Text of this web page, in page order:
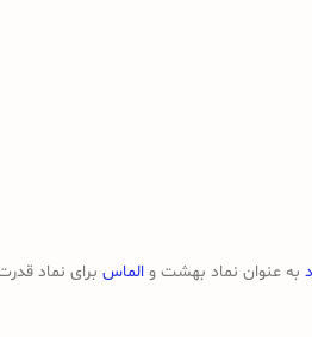
به عنوان نماد بهشت ​​و الماس برای نماد